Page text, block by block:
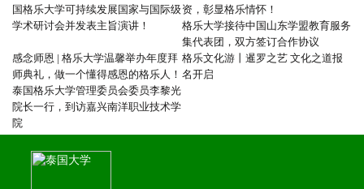
国格乐大学可持续发展国家与国际级
学术研讨会并发表主旨演讲！
资，彰显格乐情怀！
格乐大学接待中国山东学盟教育服务
集代表团，双方签订合作协议
感念师恩 | 格乐大学温馨举办年度拜
师典礼，做一个懂得感恩的格乐人！
格乐文化游丨暹罗之艺 文化之道报
名开启
泰国格乐大学管理委员会委员李黎光
院长一行，到访嘉兴南洋职业技术学
院